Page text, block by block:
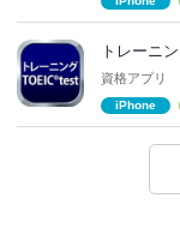
トレーニ
資格アプリ
iPhone